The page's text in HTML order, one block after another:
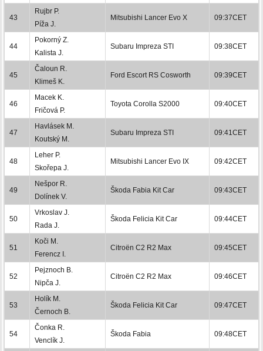
43
Rujbr P.
Píža J.
Mitsubishi Lancer Evo X 09:37CET
44
Pokorný Z.
Kalista J.
Subaru Impreza STI 09:38CET
45
Čaloun R.
Klimeš K.
Ford Escort RS Cosworth 09:39CET
46
Macek K.
Fričová P.
Toyota Corolla S2000 09:40CET
47
Havlásek M.
Koutský M.
Subaru Impreza STI 09:41CET
48
Leher P.
Skořepa J.
Mitsubishi Lancer Evo IX 09:42CET
49
Nešpor R.
Dolínek V.
Škoda Fabia Kit Car 09:43CET
50
Vrkoslav J.
Rada J.
Škoda Felicia Kit Car 09:44CET
51
Koči M.
Ferencz I.
Citroën C2 R2 Max 09:45CET
52
Pejznoch B.
Nipča J.
Citroën C2 R2 Max 09:46CET
53
Holík M.
Černoch B.
Škoda Felicia Kit Car 09:47CET
54
Čonka R.
Venclík J.
Škoda Fabia 09:48CET